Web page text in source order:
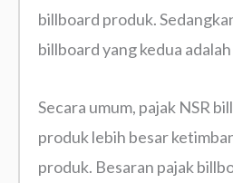
billboard produk.
billboard yang kedua
Secara umum, pajak NSR
produk lebih besar
produk. Besaran pajak